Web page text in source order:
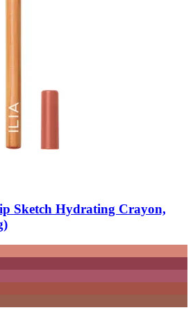
Sketch Hydrating Crayon,